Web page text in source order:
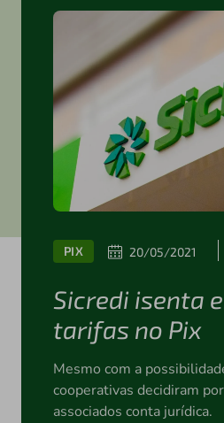
PIX 20/05/2021
Sicredi isenta
tarifas no Pix
Mesmo com a
cooperativas decidiram
associados conta jurídica.